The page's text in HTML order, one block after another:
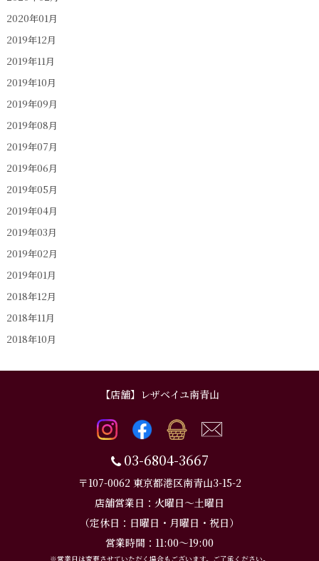
2020年01月
2019年12月
2019年11月
2019年10月
2019年09月
2019年08月
2019年07月
2019年06月
2019年05月
2019年04月
2019年03月
2019年02月
2019年01月
2018年12月
2018年11月
2018年10月
【店舗】レザベイユ南青山
03-6804-3667
〒107-0062 東京都港区南青山3-15-2
店舗営業日：火曜日～土曜日
（定休日：日曜日・月曜日・祝日）
営業時間：11:00～19:00
※営業日は変更させていただく場合もございます。ご了承ください。